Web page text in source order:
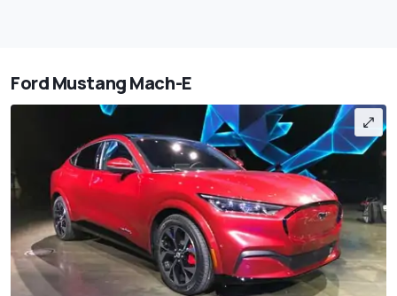
Ford Mustang Mach-E